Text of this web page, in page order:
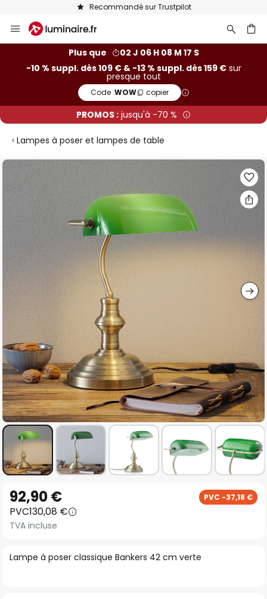
Recommandé sur Trustpilot
Allez
au
Plus que
02 J 06 H 08 M 16 S
-10 % suppl. dès 109 € & -13 % suppl. dès 159 €sur
presque tout
Code :WOW copier
PROMOS : jusqu'à -70 %
Lampes à poser et lampes de table
Skip
to
the
end
of
the
images
gallery
to
the
beginning
the
Lampe à poser classique Bankers 42 cm verte
92,90 € PVC -37,18 €
PVC130,08 €
TVA incluse